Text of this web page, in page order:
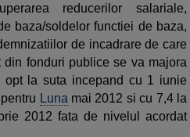
reducerilor salariale,
baza/soldelor functiei de baza,
de incadrare de care
fonduri publice se va majora
opt la suta incepand cu 1 iunie
Luna mai 2012 si cu 7,4 la
2012 fata de nivelul acordat